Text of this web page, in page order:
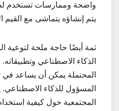
واضحة وممارسات تستخدم
يتم إنشاؤه يتماشى مع القيم
ثمة أيضًا حاجة ملحة لتوعية
الذكاء الاصطناعي
المحتملة يمكن أن يساعد في
المسؤول للذكاء
المجتمعية حول كيفية